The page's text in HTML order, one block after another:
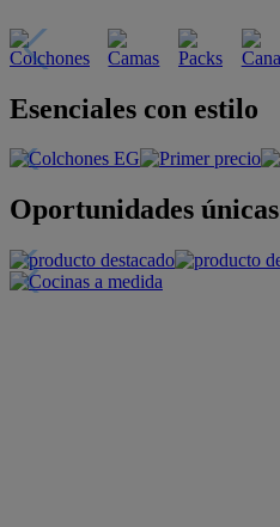
Esenciales con estilo
Oportunidades únicas